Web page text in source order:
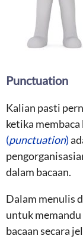
Punctuation
Kalian pasti
ketika
(punctuation)
dalam bacaan.
Dalam menulis
untuk memandu
bacaan secara